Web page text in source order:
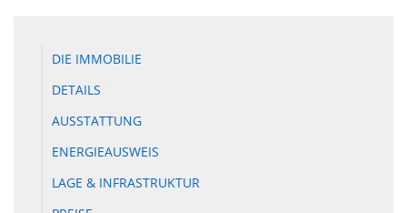
DIE IMMOBILIE
DETAILS
AUSSTATTUNG
ENERGIEAUSWEIS
LAGE & INFRASTRUKTUR